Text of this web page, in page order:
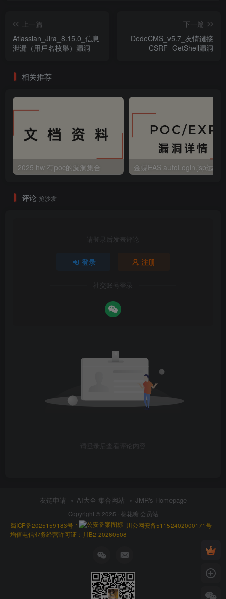
上一篇
Atlassian_Jira_8.15.0_信息
泄漏（用戶名枚舉）漏洞
下一篇
DedeCMS_v5.7_友情鏈接
CSRF_GetShell漏洞
相关推荐
2025 hw 有poc的漏洞集合
评论 抢沙发
请登录后发表评论
登录 注册
社交账号登录
请登录后查看评论内容
友链申请 AI大全 集合网站 JMR's Homepage
Copyright © 2025 · 棉花糖 会员站
蜀ICP备2025159183号-1
川公网安备51152402000171号
增值电信业务经营许可证：川B2-20260508